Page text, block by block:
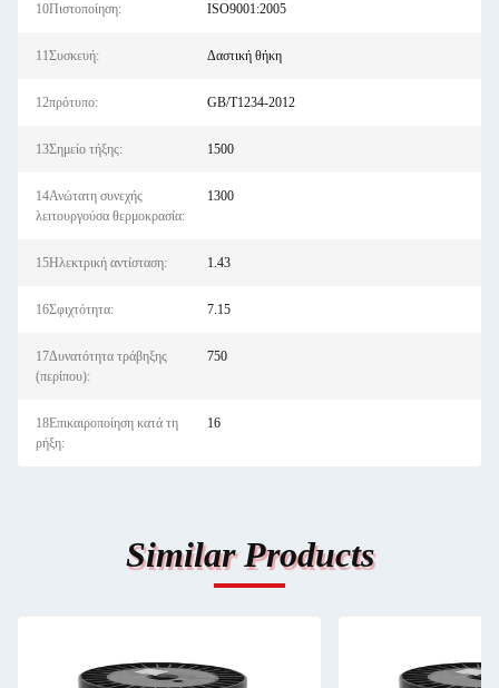
10Πιστοποίηση: ISO9001:2005
11Συσκευή: Δαστική θήκη
12πρότυπο: GB/T1234-2012
13Σημείο τήξης: 1500
14Ανώτατη συνεχής
λειτουργούσα θερμοκρασία:
1300
15Ηλεκτρική αντίσταση: 1.43
16Σφιχτότητα: 7.15
17Δυνατότητα τράβηξης
(περίπου):
750
18Επικαιροποίηση κατά τη
ρήξη:
16
Similar Products